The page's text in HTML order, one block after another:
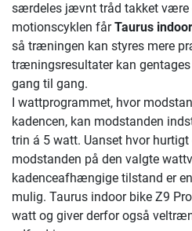
særdeles jævnt tråd takket være
motionscyklen fårTaurus
så træningen kan styres mere
træningsresultater kan
gang til gang.
I wattprogrammet, hvor
kadencen, kan modstanden
trin á 5 watt. Uanset hvor
modstanden på den valgte
kadenceafhængige tilstand er
mulig. Taurus indoor bike Z9
watt og giver derfor også